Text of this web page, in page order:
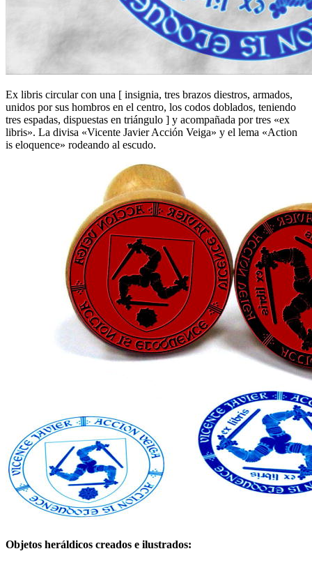
Ex libris circular con una [ insignia, tres brazos diestros, armados,
unidos por sus hombros en el centro, los codos doblados, teniendo
tres espadas, dispuestas en triángulo ] y acompañada por tres «ex
libris». La divisa «Vicente Javier Acción Veiga» y el lema «Action
is eloquence» rodeando al escudo.
Objetos heráldicos creados e ilustrados: